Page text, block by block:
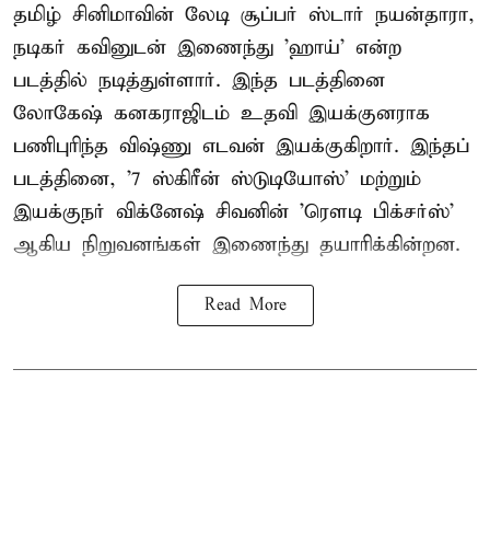
தமிழ் சினிமாவின் லேடி சூப்பர் ஸ்டார் நயன்தாரா,
நடிகர் கவினுடன் இணைந்து 'ஹாய்' என்ற
படத்தில் நடித்துள்ளார். இந்த படத்தினை
லோகேஷ் கனகராஜிடம் உதவி இயக்குனராக
பணிபுரிந்த விஷ்ணு எடவன் இயக்குகிறார். இந்தப்
படத்தினை, '7 ஸ்கிரீன் ஸ்டுடியோஸ்' மற்றும்
இயக்குநர் விக்னேஷ் சிவனின் 'ரௌடி பிக்சர்ஸ்'
ஆகிய நிறுவனங்கள் இணைந்து தயாரிக்கின்றன.
Read More